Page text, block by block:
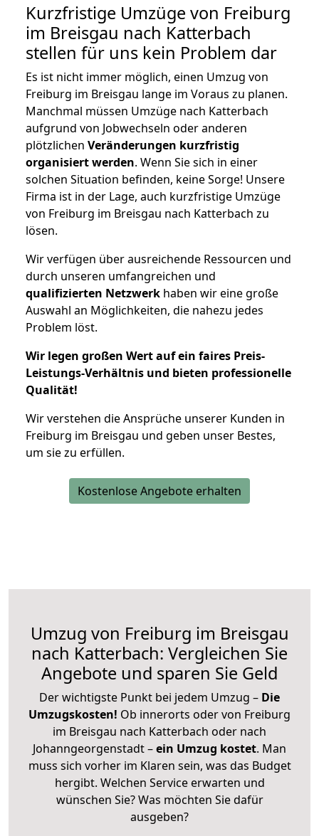
Kurzfristige Umzüge von Freiburg
im Breisgau nach Katterbach
stellen für uns kein Problem dar
Es ist nicht immer möglich, einen Umzug von
Freiburg im Breisgau lange im Voraus zu planen.
Manchmal müssen Umzüge nach Katterbach
aufgrund von Jobwechseln oder anderen
plötzlichen Veränderungen kurzfristig
organisiert werden. Wenn Sie sich in einer
solchen Situation befinden, keine Sorge! Unsere
Firma ist in der Lage, auch kurzfristige Umzüge
von Freiburg im Breisgau nach Katterbach zu
lösen.
Wir verfügen über ausreichende Ressourcen und
durch unseren umfangreichen und
qualifizierten Netzwerk haben wir eine große
Auswahl an Möglichkeiten, die nahezu jedes
Problem löst.
Wir legen großen Wert auf ein faires Preis-
Leistungs-Verhältnis und bieten professionelle
Qualität!
Wir verstehen die Ansprüche unserer Kunden in
Freiburg im Breisgau und geben unser Bestes,
um sie zu erfüllen.
Kostenlose Angebote erhalten
Umzug von Freiburg im Breisgau
nach Katterbach: Vergleichen Sie
Angebote und sparen Sie Geld
Der wichtigste Punkt bei jedem Umzug – Die
Umzugskosten! Ob innerorts oder von Freiburg
im Breisgau nach Katterbach oder nach
Johanngeorgenstadt –ein Umzug kostet. Man
muss sich vorher im Klaren sein, was das Budget
hergibt. Welchen Service erwarten und
wünschen Sie? Was möchten Sie dafür
ausgeben?